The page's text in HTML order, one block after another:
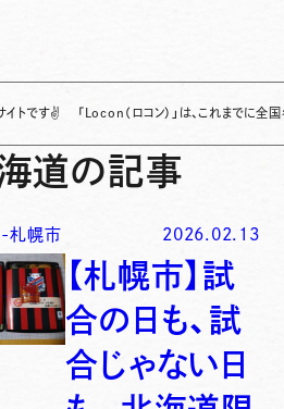
「Locon（ロコン）」は、これまでに全国各地で発信
道の記事
-札幌市 2026.02.13
【札幌市】試
合の日も、試
合じゃない日